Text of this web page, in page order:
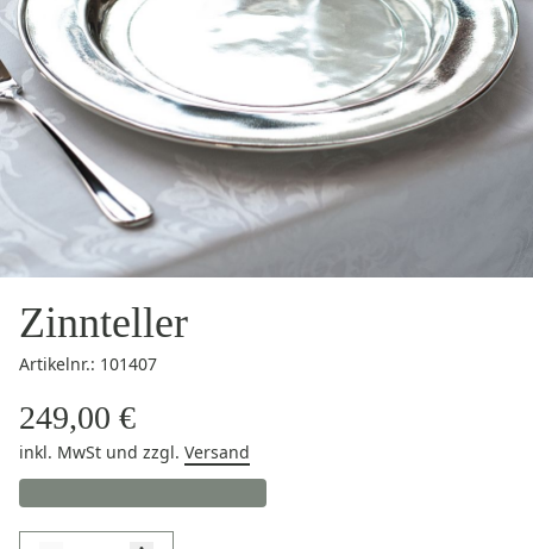
Zinnteller
Artikelnr.: 101407
249,00 €
inkl. MwSt und zzgl. Versand